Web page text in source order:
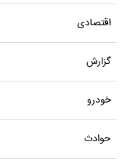
اقتصادی
گزارش
خودرو
حوادث